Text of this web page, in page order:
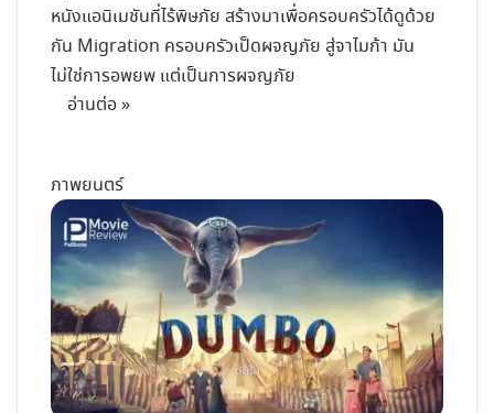
หนังแอนิเมชันที่ไร้พิษภัย สร้างมาเพื่อครอบครัวได้ดูด้วย
กัน Migration ครอบครัวเป็ดผจญภัย สู่จาไมก้า มัน
ไม่ใช่การอพยพ แต่เป็นการผจญภัย
อ่านต่อ »
ภาพยนตร์